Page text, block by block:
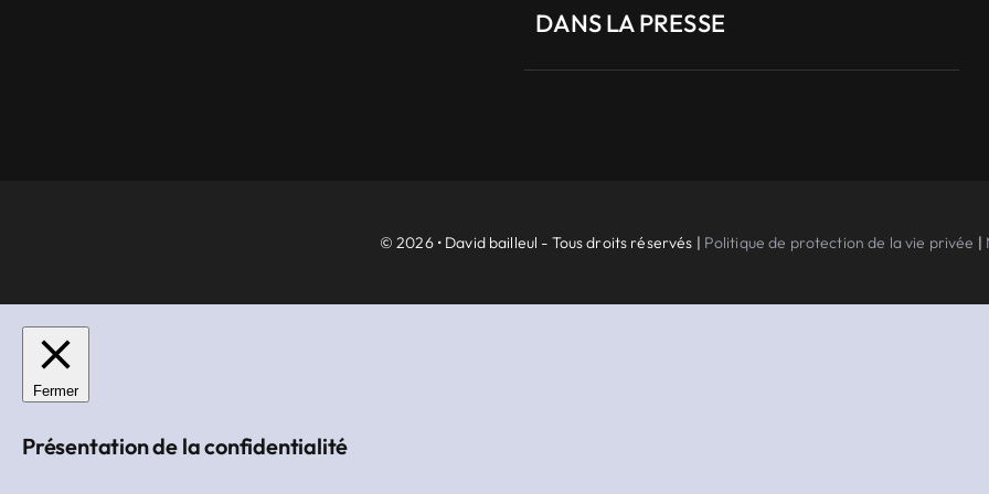
DANS LA PRESSE
© 2026 • David bailleul - Tous droits réservés | Politique de protection de la vie privée |
Fermer
Présentation de la confidentialité